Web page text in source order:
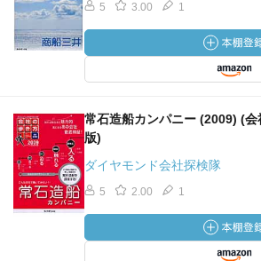
・「その興味って本当に一生をかける
を考えて欲しい。
・キーエンスの能力＝“社員のレベル
（「能力」×「モチベーション」）×
・キーエンス独自の「経営システム」
→商品企画・開発の仕組み 「顧客の
は創らない」
→営業の仕組み 「コンサルティングセ
→生産の仕組み 「ファブレス」
→人事の仕組み 「人件費は経費にあ
・就職はゴールではない、走るコース
5 3.00 1
常石造船カンパニー (2009) (
版)
ダイヤモンド会社探検隊
5 2.00 1